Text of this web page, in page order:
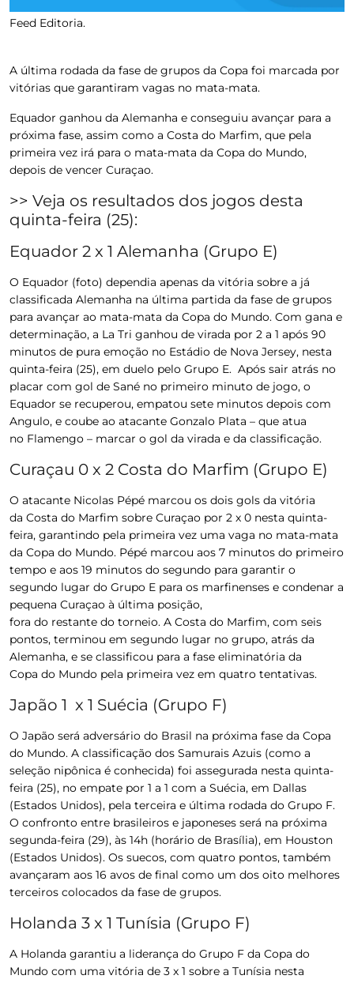
Feed Editoria.
A última rodada da fase de grupos da Copa foi marcada por
vitórias que garantiram vagas no mata-mata.
Equador ganhou da Alemanha e conseguiu avançar para a
próxima fase, assim como a Costa do Marfim, que pela
primeira vez irá para o mata-mata da Copa do Mundo,
depois de vencer Curaçao.
>> Veja os resultados dos jogos desta
quinta-feira (25):
Equador 2 x 1 Alemanha (Grupo E)
O Equador (foto) dependia apenas da vitória sobre a já
classificada Alemanha na última partida da fase de grupos
para avançar ao mata-mata da Copa do Mundo. Com gana e
determinação, a La Tri ganhou de virada por 2 a 1 após 90
minutos de pura emoção no Estádio de Nova Jersey, nesta
quinta-feira (25), em duelo pelo Grupo E. Após sair atrás no
placar com gol de Sané no primeiro minuto de jogo, o
Equador se recuperou, empatou sete minutos depois com
Angulo, e coube ao atacante Gonzalo Plata – que atua
no Flamengo – marcar o gol da virada e da classificação.
Curaçau 0 x 2 Costa do Marfim (Grupo E)
O atacante Nicolas Pépé marcou os dois gols da vitória
da Costa do Marfim sobre Curaçao por 2 x 0 nesta quinta-
feira, garantindo pela primeira vez uma vaga no mata-mata
da Copa do Mundo. Pépé marcou aos 7 minutos do primeiro
tempo e aos 19 minutos do segundo para garantir o
segundo lugar do Grupo E para os marfinenses e condenar a
pequena Curaçao à última posição,
fora do restante do torneio. A Costa do Marfim, com seis
pontos, terminou em segundo lugar no grupo, atrás da
Alemanha, e se classificou para a fase eliminatória da
Copa do Mundo pela primeira vez em quatro tentativas.
Japão 1 x 1 Suécia (Grupo F)
O Japão será adversário do Brasil na próxima fase da Copa
do Mundo. A classificação dos Samurais Azuis (como a
seleção nipônica é conhecida) foi assegurada nesta quinta-
feira (25), no empate por 1 a 1 com a Suécia, em Dallas
(Estados Unidos), pela terceira e última rodada do Grupo F.
O confronto entre brasileiros e japoneses será na próxima
segunda-feira (29), às 14h (horário de Brasília), em Houston
(Estados Unidos). Os suecos, com quatro pontos, também
avançaram aos 16 avos de final como um dos oito melhores
terceiros colocados da fase de grupos.
Holanda 3 x 1 Tunísia (Grupo F)
A Holanda garantiu a liderança do Grupo F da Copa do
Mundo com uma vitória de 3 x 1 sobre a Tunísia nesta